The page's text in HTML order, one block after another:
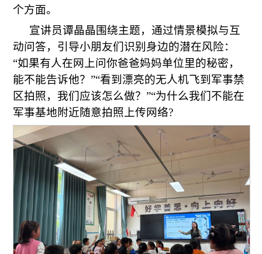
个方面。
宣讲员谭晶晶围绕主题，通过情景模拟与互
动问答，引导小朋友们识别身边的潜在风险：
“如果有人在网上问你爸爸妈妈单位里的秘密，
能不能告诉他？”“看到漂亮的无人机飞到军事禁
区拍照，我们应该怎么做？”“为什么我们不能在
军事基地附近随意拍照上传网络?